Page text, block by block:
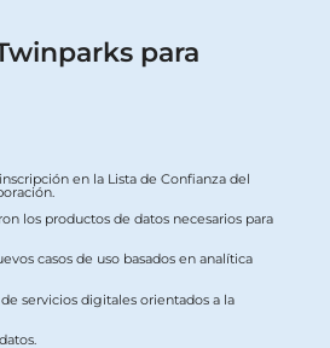
para
en la Lista de Confianza del
los productos de datos necesarios para
casos de uso basados en analítica
servicios digitales orientados a la